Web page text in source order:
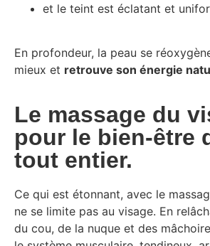
et le teint est éclatant et
En profondeur, la peau se
mieux et retrouve son énergie
Le massage du
pour le bien-être
tout entier.
Ce qui est étonnant, avec le
ne se limite pas au visage. En
du cou, de la nuque et des